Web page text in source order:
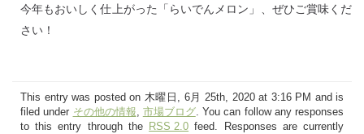
今年もおいしく仕上がった「らいでんメロン」、ぜひご賞味くだ
さい！
This entry was posted on 木曜日, 6月 25th, 2020 at 3:16 PM and is
filed under その他の情報 市場ブログ. You can follow any responses
to this entry through the
RSS 2.0 feed. Responses are currently